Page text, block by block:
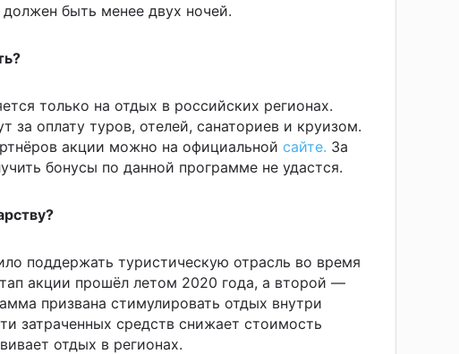
быть менее двух ночей.
только на отдых в российских регионах.
за оплату туров, отелей, санаториев и круизом.
акции можно на официальной сайте. За
бонусы по данной программе не удастся.
поддержать туристическую отрасль во время
акции прошёл летом 2020 года, а второй —
призвана стимулировать отдых внутри
затраченных средств снижает стоимость
отдых в регионах.